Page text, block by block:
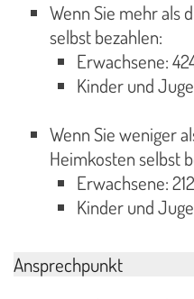
Wenn Sie mehr als
selbst bezahlen:
Erwachsene:
Kinder und
Wenn Sie weniger
Heimkosten selbst
Erwachsene:
Kinder und
Ansprechpunkt